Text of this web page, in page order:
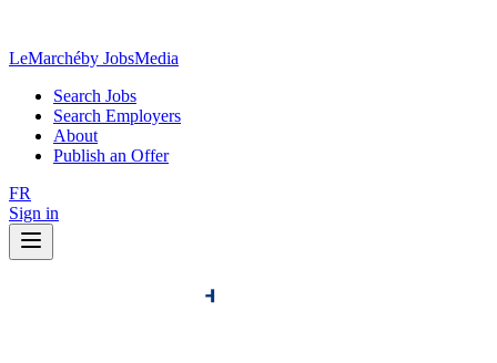
LeMarchéby JobsMedia
Search Jobs
Search Employers
About
Publish an Offer
FR
Sign in